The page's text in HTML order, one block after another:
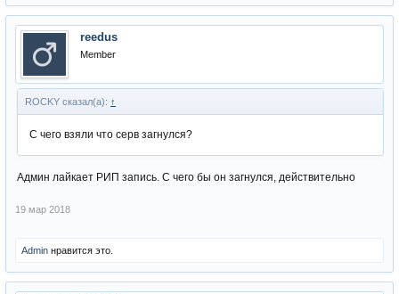
reedus
Member
ROCKY сказал(а): ↑
С чего взяли что серв загнулся?
Админ лайкает РИП запись. С чего бы он загнулся, действительно
19 мар 2018
Admin нравится это.